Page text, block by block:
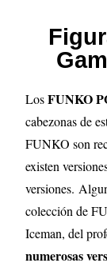
LosFUNKO
cabezonas de
FUNKO son
existen
versiones.
colección de
Iceman, del
numerosas